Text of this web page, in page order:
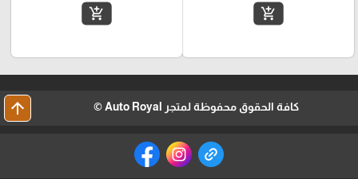
add_shopping_cart
add_shopping_cart
كافة الحقوق محفوظة لمتجر Auto Royal © arrow_upward